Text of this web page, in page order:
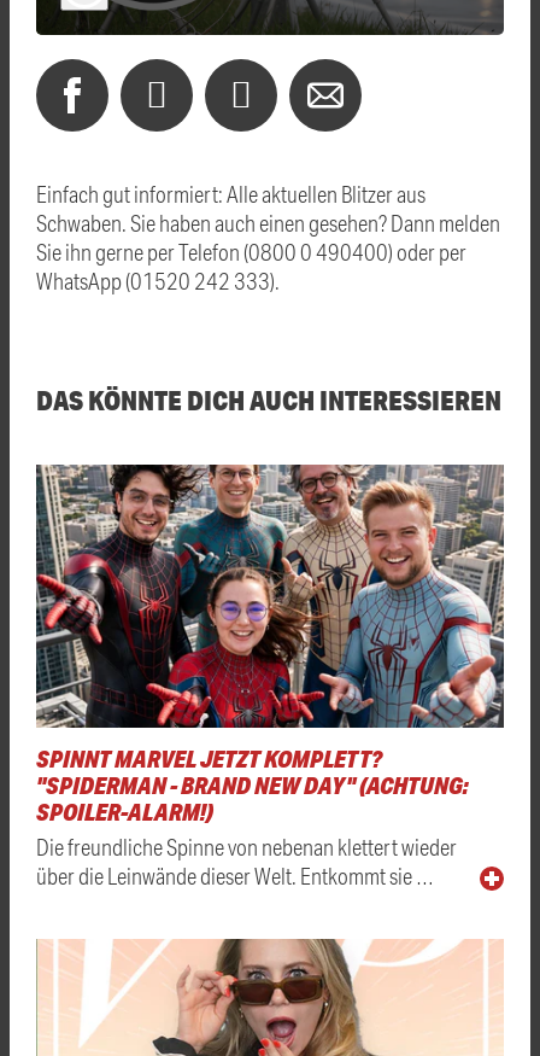
Einfach gut informiert: Alle aktuellen Blitzer aus
Schwaben. Sie haben auch einen gesehen? Dann melden
Sie ihn gerne per Telefon (0800 0 490400) oder per
WhatsApp (01520 242 333).
DAS KÖNNTE DICH AUCH INTERESSIEREN
SPINNT MARVEL JETZT KOMPLETT?
"SPIDERMAN - BRAND NEW DAY" (ACHTUNG:
SPOILER-ALARM!)
Die freundliche Spinne von nebenan klettert wieder
über die Leinwände dieser Welt. Entkommt sie …